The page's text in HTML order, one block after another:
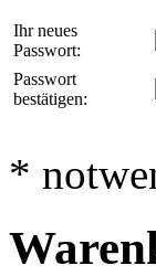
Ihr neues
Passwort:
Passwort
bestätigen:
*